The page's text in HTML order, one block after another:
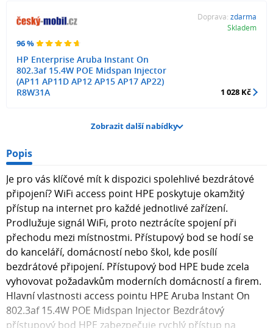
96 %
HP Enterprise Aruba Instant On
802.3af 15.4W POE Midspan Injector
(AP11 AP11D AP12 AP15 AP17 AP22)
R8W31A
Doprava: zdarma
Skladem
1 028 Kč
Zobrazit další nabídky
Popis
Je pro vás klíčové mít k dispozici spolehlivé bezdrátové
připojení? WiFi access point HPE poskytuje okamžitý
přístup na internet pro každé jednotlivé zařízení.
Prodlužuje signál WiFi, proto neztrácíte spojení při
přechodu mezi místnostmi. Přístupový bod se hodí se
do kanceláří, domácností nebo škol, kde posílí
bezdrátové připojení. Přístupový bod HPE bude zcela
vyhovovat požadavkům moderních domácností a firem.
Hlavní vlastnosti access pointu HPE Aruba Instant On
802.3af 15.4W POE Midspan Injector Bezdrátový
přístupový bod HPE zabezpečuje rychlý přístup na